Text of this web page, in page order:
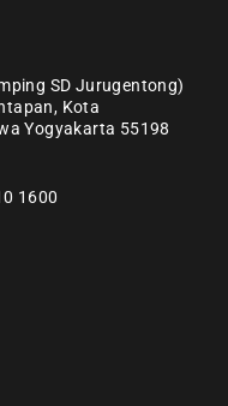
SD Jurugentong)
Kota
Yogyakarta 55198
1600